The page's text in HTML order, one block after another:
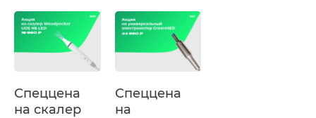
W&H
для
ортопедии
Спеццена
на скалер
Спеццена
на